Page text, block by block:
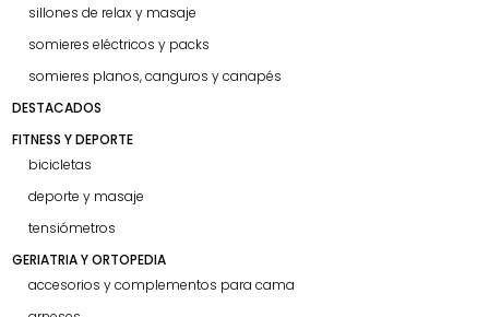
sillones de relax y masaje
somieres eléctricos y packs
somieres planos, canguros y canapés
DESTACADOS
FITNESS Y DEPORTE
bicicletas
deporte y masaje
tensiómetros
GERIATRIA Y ORTOPEDIA
accesorios y complementos para cama